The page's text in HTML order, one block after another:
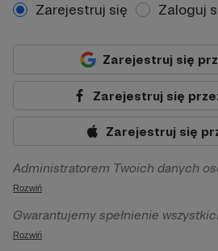
Zarejestruj się Zaloguj
Zarejestruj się
Zarejestruj się
Zarejestruj się
Administratorem Twoich danych
sp. z o.o. z siedziba w Warszawie, ul.
092 Warszawa. Twoje dane
szczególności w celu wykonania
Rozwiń
Gwarantujemy spełnienie
wynikających z ogólnego
Rozwiń